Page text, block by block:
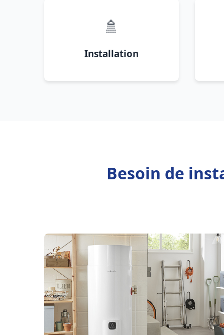
🚿
Installation
Besoin de